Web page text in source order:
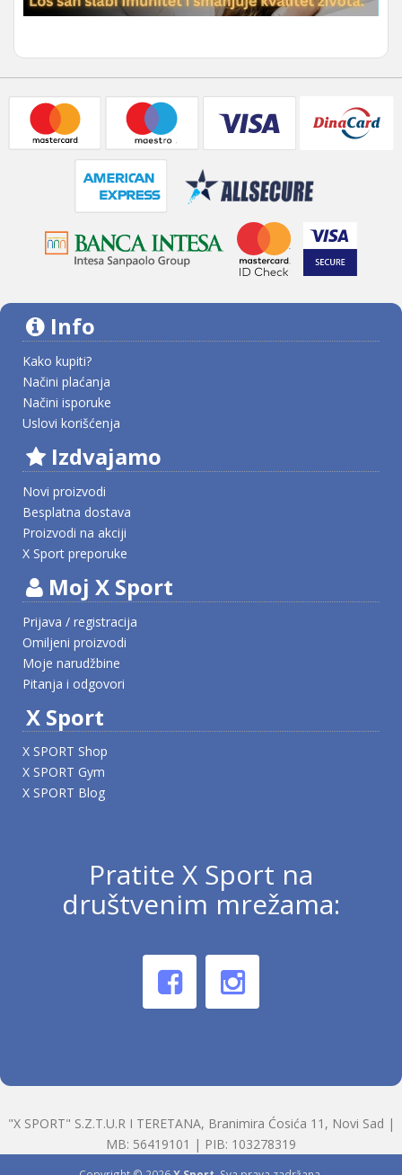
Info
Kako kupiti?
Načini plaćanja
Načini isporuke
Uslovi korišćenja
Izdvajamo
Novi proizvodi
Besplatna dostava
Proizvodi na akciji
X Sport preporuke
Moj X Sport
Prijava / registracija
Omiljeni proizvodi
Moje narudžbine
Pitanja i odgovori
X Sport
X SPORT Shop
X SPORT Gym
X SPORT Blog
Pratite X Sport na
društvenim mrežama:
"X SPORT" S.Z.T.U.R I TERETANA, Branimira Ćosića 11, Novi Sad |
MB: 56419101 | PIB: 103278319